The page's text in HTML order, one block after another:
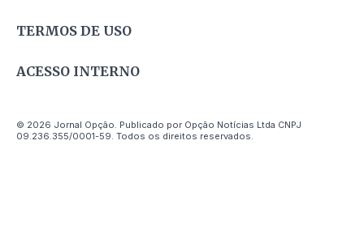
TERMOS DE USO
ACESSO INTERNO
© 2026 Jornal Opção. Publicado por Opção Notícias Ltda CNPJ
09.236.355/0001-59. Todos os direitos reservados.